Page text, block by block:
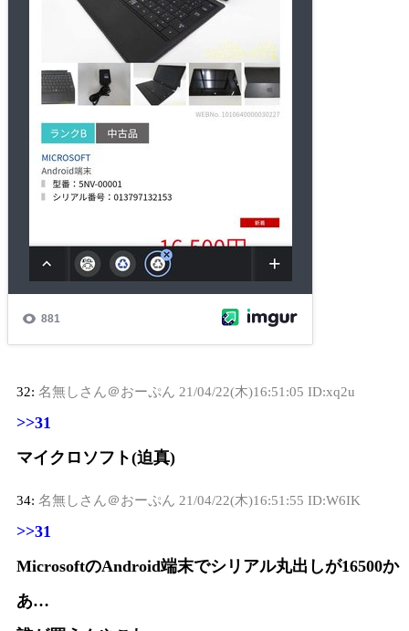
32: 名無しさん＠おーぷん 21/04/22(木)16:51:05 ID:xq2u
>>31
マイクロソフト(迫真)
34: 名無しさん＠おーぷん 21/04/22(木)16:51:55 ID:W6IK
>>31
MicrosoftのAndroid端末でシリアル丸出しが16500か
あ…